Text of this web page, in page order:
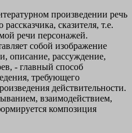
произведении речь
сказителя, т.е.
речи персонажей.
собой изображение
описание, рассуждение,
- главный способ
требующего
действительности.
взаимодействием,
композиция